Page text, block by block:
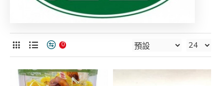
0